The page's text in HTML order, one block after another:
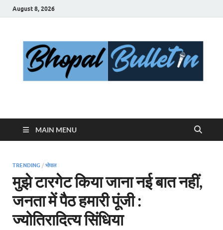
August 8, 2026
Bhopal Bulletin
MAIN MENU
TRENDING / भोपाल
मुझे टारगेट किया जाना नई बात नहीं,
जनता में पैठ हमारी पूंजी :
ज्योतिरादित्य सिंधिया